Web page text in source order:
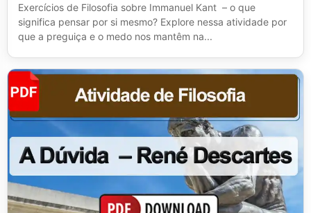
Exercícios de Filosofia sobre Immanuel Kant – o que
significa pensar por si mesmo? Explore nessa atividade por
que a preguiça e o medo nos mantêm na...